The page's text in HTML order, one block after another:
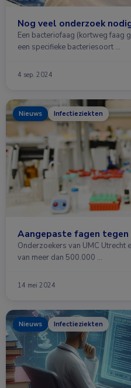
Nog veel onderzoek
Een bacteriofaag (kortweg faag
een specifieke bacteriesoort …
4 sep. 2024
Nieuws Infectieziekten
Aangepaste fagen
Onderzoekers van UMC Utrecht
van meer dan 500.000 …
14 mei 2024
Nieuws Infectieziekten